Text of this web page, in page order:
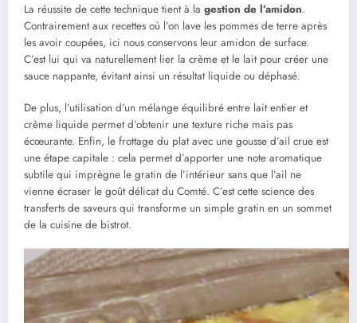
La réussite de cette technique tient à la gestion de l’amidon.
Contrairement aux recettes où l’on lave les pommes de terre après
les avoir coupées, ici nous conservons leur amidon de surface.
C’est lui qui va naturellement lier la crème et le lait pour créer une
sauce nappante, évitant ainsi un résultat liquide ou déphasé.
De plus, l’utilisation d’un mélange équilibré entre lait entier et
crème liquide permet d’obtenir une texture riche mais pas
écœurante. Enfin, le frottage du plat avec une gousse d’ail crue est
une étape capitale : cela permet d’apporter une note aromatique
subtile qui imprègne le gratin de l’intérieur sans que l’ail ne
vienne écraser le goût délicat du Comté. C’est cette science des
transferts de saveurs qui transforme un simple gratin en un sommet
de la cuisine de bistrot.